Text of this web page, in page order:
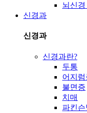
뇌신
신경과
신경과
신경과란?
두통
어지럼
불면증
치매
파킨슨